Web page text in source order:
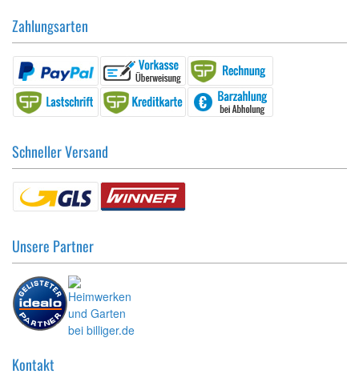
Zahlungsarten
Schneller Versand
Unsere Partner
Kontakt